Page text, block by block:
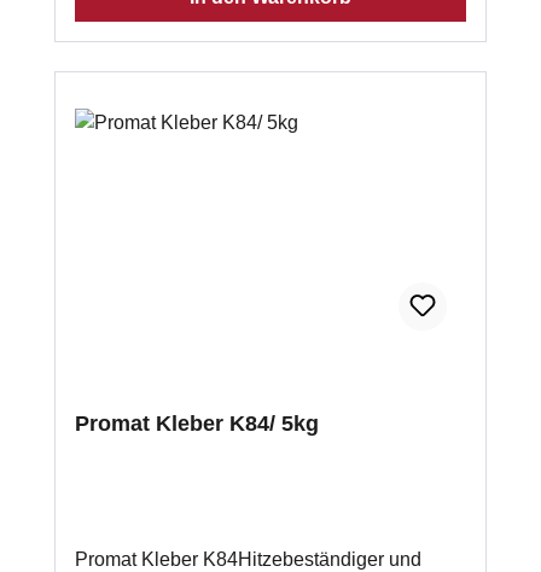
Promat Kleber K84/ 5kg
Promat Kleber K84Hitzebeständiger und